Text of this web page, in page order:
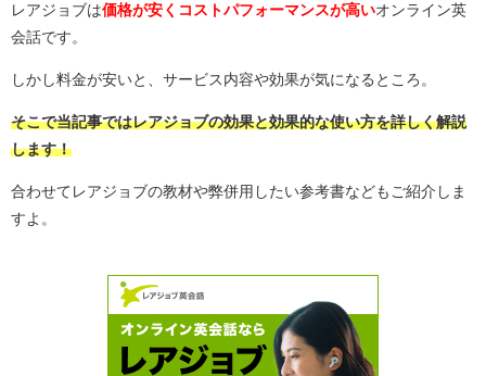
レアジョブは価格が安くコストパフォーマンスが高いオンライン英
会話です。
しかし料金が安いと、サービス内容や効果が気になるところ。
そこで当記事ではレアジョブの効果と効果的な使い方を詳しく解説
します！
合わせてレアジョブの教材や弊併用したい参考書などもご紹介しま
すよ。